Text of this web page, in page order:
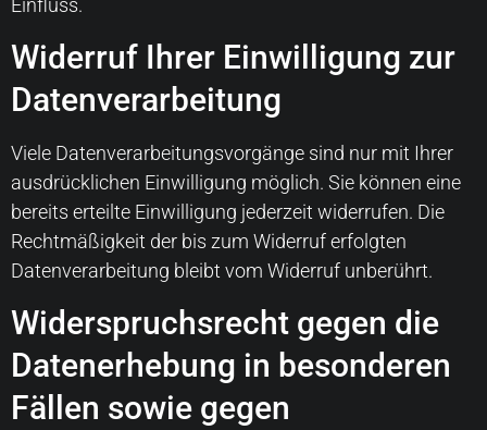
Einfluss.
Widerruf Ihrer Einwilligung zur
Datenverarbeitung
Viele Datenverarbeitungsvorgänge sind nur mit Ihrer
ausdrücklichen Einwilligung möglich. Sie können eine
bereits erteilte Einwilligung jederzeit widerrufen. Die
Rechtmäßigkeit der bis zum Widerruf erfolgten
Datenverarbeitung bleibt vom Widerruf unberührt.
Widerspruchsrecht gegen die
Datenerhebung in besonderen
Fällen sowie gegen